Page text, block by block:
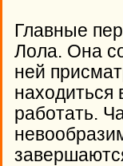
Главные
Лола. Она
ней
находиться
работать.